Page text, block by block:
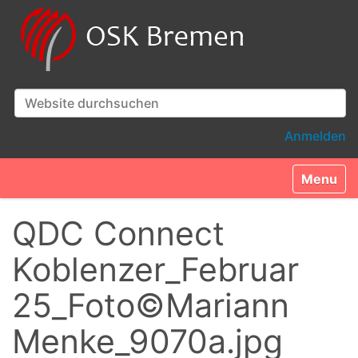
Website durchsuchen
Anmelden
Toggle
QDC Connect
Koblenzer_Februar
25_Foto©Mariann
Menke_9070a.jpg